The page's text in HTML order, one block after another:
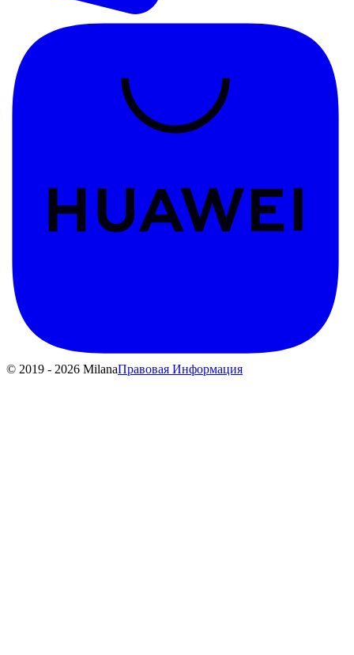
© 2019 - 2026 MilanaПравовая Информация